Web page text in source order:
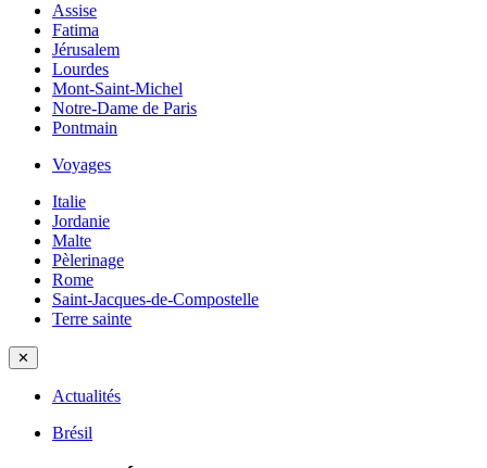
Assise
Fatima
Jérusalem
Lourdes
Mont-Saint-Michel
Notre-Dame de Paris
Pontmain
Voyages
Italie
Jordanie
Malte
Pèlerinage
Rome
Saint-Jacques-de-Compostelle
Terre sainte
✕
Actualités
Brésil